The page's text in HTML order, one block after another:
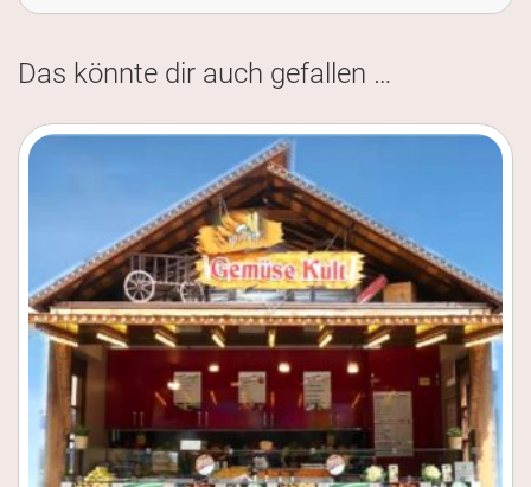
Das könnte dir auch gefallen …